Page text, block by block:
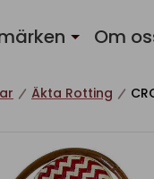
Om
Äkta Rotting